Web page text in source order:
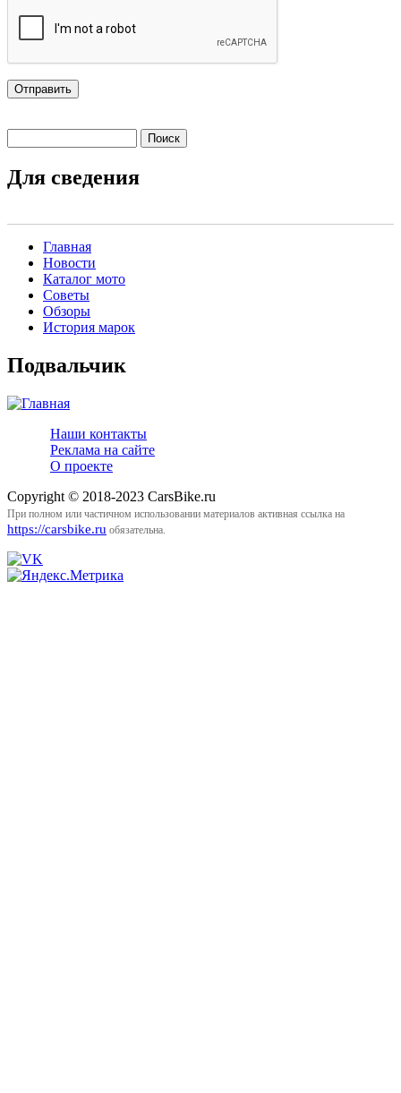
Для сведения
Main menu 2
Главная
Новости
Каталог мото
Советы
Обзоры
История марок
Подвальчик
Наши контакты
Реклама на сайте
О проекте
Copyright © 2018-2023 CarsBike.ru
При полном или частичном использовании материалов активная ссылка на
https://carsbike.ru обязательна.